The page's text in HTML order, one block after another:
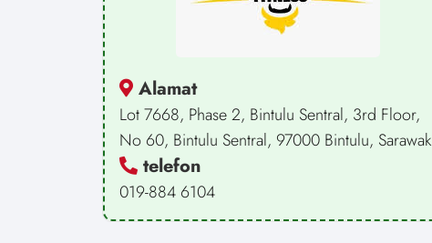
Alamat
Lot 7668, Phase 2, Bintulu Sentral, 3rd Floor,
No 60, Bintulu Sentral, 97000 Bintulu, Sarawak
telefon
019-884 6104